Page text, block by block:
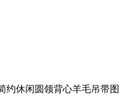
约休闲圆领背心羊毛吊带图